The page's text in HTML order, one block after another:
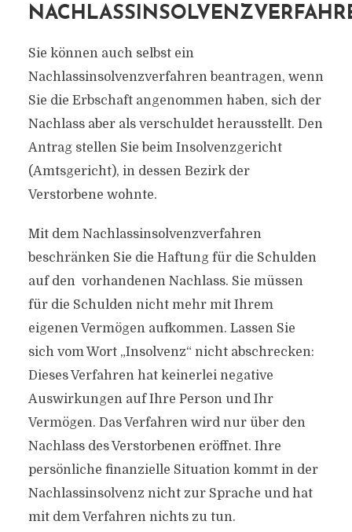
Sie können auch selbst ein
Nachlassinsolvenzverfahren beantragen, wenn
Sie die Erbschaft angenommen haben, sich der
Nachlass aber als verschuldet herausstellt. Den
Antrag stellen Sie beim Insolvenzgericht
(Amtsgericht), in dessen Bezirk der
Verstorbene wohnte.
Mit dem Nachlassinsolvenzverfahren
beschränken Sie die Haftung für die Schulden
auf den vorhandenen Nachlass. Sie müssen
für die Schulden nicht mehr mit Ihrem
eigenen Vermögen aufkommen. Lassen Sie
sich vom Wort „Insolvenz“ nicht abschrecken:
Dieses Verfahren hat keinerlei negative
Auswirkungen auf Ihre Person und Ihr
Vermögen. Das Verfahren wird nur über den
Nachlass des Verstorbenen eröffnet. Ihre
persönliche finanzielle Situation kommt in der
Nachlassinsolvenz nicht zur Sprache und hat
mit dem Verfahren nichts zu tun.